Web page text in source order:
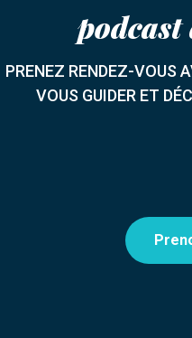
PRENEZ RENDEZ-VOUS
VOUS GUIDER ET